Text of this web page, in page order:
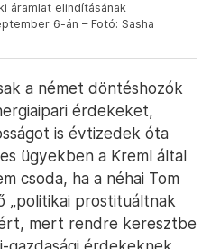
áramlat elindításának
6-án – Fotó: Sasha
a német döntéshozók
érdekeket,
is évtizedek óta
ügyekben a Kreml által
csoda, ha a néhai Tom
„politikai prostituáltnak
mert rendre keresztbe